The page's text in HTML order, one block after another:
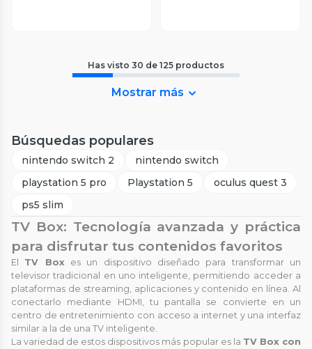
Has visto 30 de 125 productos
Mostrar más
Búsquedas populares
nintendo switch 2
nintendo switch
playstation 5 pro
Playstation 5
oculus quest 3
ps5 slim
TV Box: Tecnología avanzada y práctica
para disfrutar tus contenidos favoritos
El TV Boxes un dispositivo diseñado para transformar un
televisor tradicional en uno inteligente, permitiendo acceder a
plataformas de streaming, aplicaciones y contenido en línea. Al
conectarlo mediante HDMI, tu pantalla se convierte en un
centro de entretenimiento con acceso a internet y una interfaz
similar a la de una TV inteligente.
La variedad de estos dispositivos más popular es la TV Box con